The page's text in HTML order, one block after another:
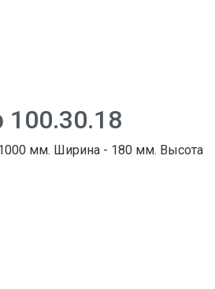
мм. Ширина - 180 мм. Высота